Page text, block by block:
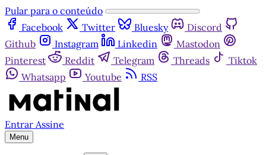
Pular para o conteúdo
Facebook
Twitter Bluesky
Discord
Github
Instagram Linkedin
Mastodon
Pinterest
Reddit Telegram Threads
Tiktok
Whatsapp
Youtube RSS
Entrar Assine
Menu